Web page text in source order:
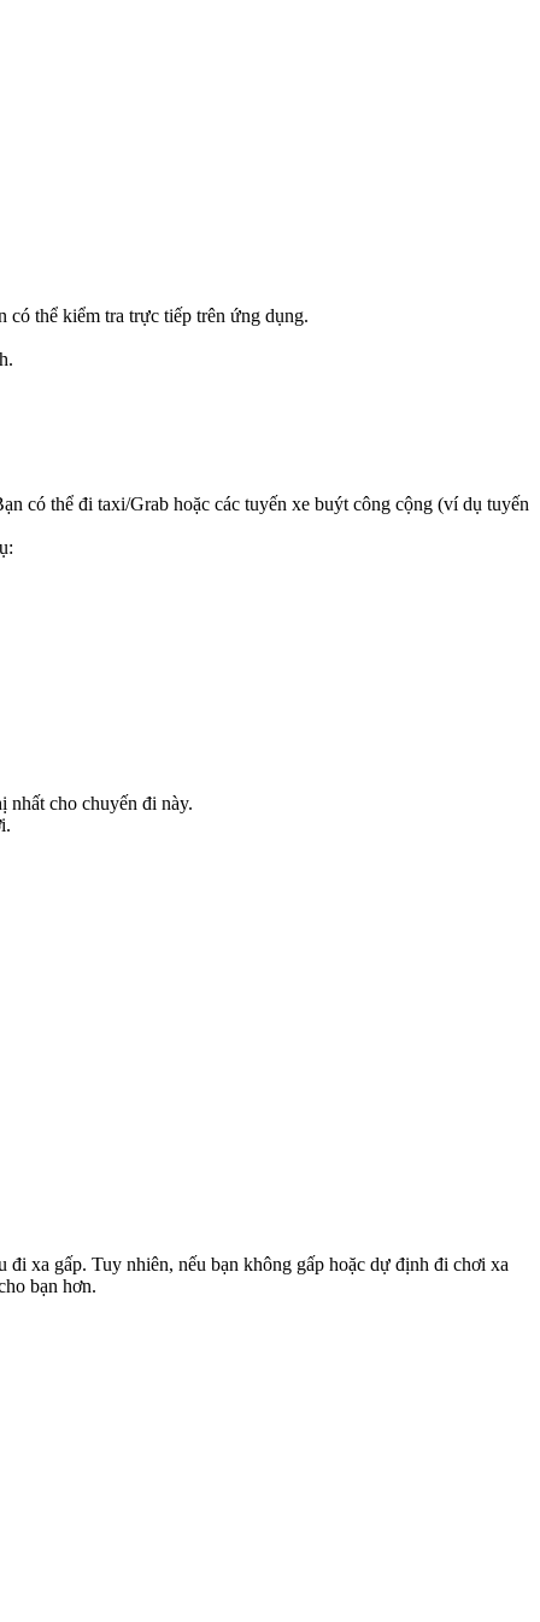
có thể kiểm tra trực tiếp trên ứng dụng.
có thể đi taxi/Grab hoặc các tuyến xe buýt công cộng (ví dụ tuyến
cho chuyến đi này.
xa gấp. Tuy nhiên, nếu bạn không gấp hoặc dự định đi chơi xa
bạn hơn.